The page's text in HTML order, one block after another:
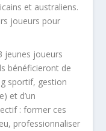
et australiens.
joueurs pour
jeunes joueurs
bénéficieront de
sportif, gestion
et d’un
: former ces
professionnaliser